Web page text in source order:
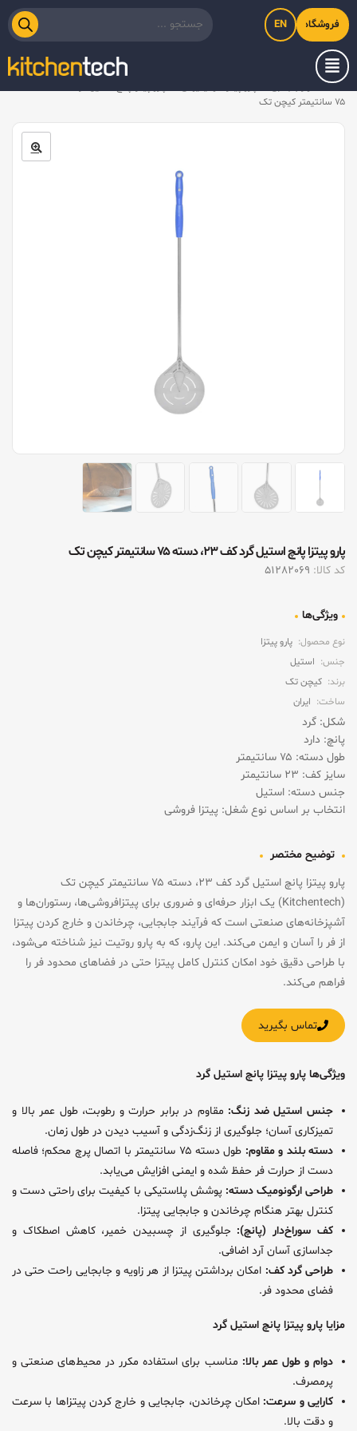
فروشگاه اینترنتی کیت‌لاین
EN
خانه
۷۵ سانتیمتر کیچن تک
پارو پیتزا پانچ استیل گرد کف ۲۳، دسته ۷۵ سانتیمتر کیچن تک
پارو پیتزا پانچ استیل گرد کف ۲۳، دسته ۷۵ سانتیمتر کیچن تک
(Kitchentech) یک ابزار حرفه‌ای و ضروری برای پیتزافروشی‌ها، رستوران‌ها و
آشپزخانه‌های صنعتی است که فرآیند جابجایی، چرخاندن و خارج کردن پیتزا
از فر را آسان و ایمن می‌کند. این پارو، که به پارو روتیت نیز شناخته می‌شود،
با طراحی دقیق خود امکان کنترل کامل پیتزا حتی در فضاهای محدود فر را
فراهم می‌کند.
کد کالا: 51282069
ویژگی‌ها
نوع محصول: پارو پیتزا
جنس: استیل
برند: کیچن تک
ساخت: ایران
شکل: گرد
پانچ: دارد
طول دسته: ۷۵ سانتیمتر
سایز کف: ۲۳ سانتیمتر
جنس دسته: استیل
انتخاب بر اساس نوع شغل: پیتزا فروشی
توضیح مختصر
تماس بگیرید
ویژگی‌ها پارو پیتزا پانچ استیل گرد
جنس استیل ضد زنگ: مقاوم در برابر حرارت و رطوبت، طول عمر بالا و
تمیزکاری آسان؛ جلوگیری از زنگ‌زدگی و آسیب دیدن در طول زمان.
دسته بلند و مقاوم:
طول دسته ۷۵ سانتیمتر با اتصال پرچ محکم؛ فاصله
دست از حرارت فر حفظ شده و ایمنی افزایش می‌یابد.
طراحی ارگونومیک دسته: پوشش پلاستیکی با کیفیت برای راحتی دست و
کنترل بهتر هنگام چرخاندن و جابجایی پیتزا.
کف سوراخ‌دار (پانچ): جلوگیری از چسبیدن خمیر، کاهش اصطکاک و
جداسازی آسان آرد اضافی.
طراحی گرد کف: امکان برداشتن پیتزا از هر زاویه و جابجایی راحت حتی در
فضای محدود فر.
مزایا پارو پیتزا پانچ استیل گرد
دوام و طول عمر بالا: مناسب برای استفاده مکرر در محیط‌های صنعتی و
پرمصرف.
کارایی و سرعت: امکان چرخاندن، جابجایی و خارج کردن پیتزاها با سرعت
و دقت بالا.